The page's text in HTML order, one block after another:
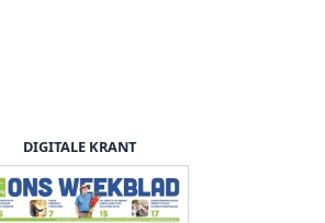
DIGITALE KRANT